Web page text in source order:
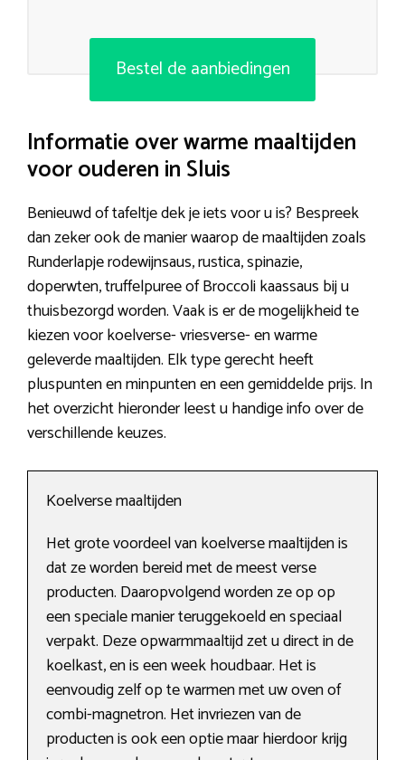
Bestel de aanbiedingen
Informatie over warme maaltijden
voor ouderen in Sluis
Benieuwd of tafeltje dek je iets voor u is? Bespreek
dan zeker ook de manier waarop de maaltijden zoals
Runderlapje rodewijnsaus, rustica, spinazie,
doperwten, truffelpuree of Broccoli kaassaus bij u
thuisbezorgd worden. Vaak is er de mogelijkheid te
kiezen voor koelverse- vriesverse- en warme
geleverde maaltijden. Elk type gerecht heeft
pluspunten en minpunten en een gemiddelde prijs. In
het overzicht hieronder leest u handige info over de
verschillende keuzes.
Koelverse maaltijden
Het grote voordeel van koelverse maaltijden is
dat ze worden bereid met de meest verse
producten. Daaropvolgend worden ze op op
een speciale manier teruggekoeld en speciaal
verpakt. Deze opwarmmaaltijd zet u direct in de
koelkast, en is een week houdbaar. Het is
eenvoudig zelf op te warmen met uw oven of
combi-magnetron. Het invriezen van de
producten is ook een optie maar hierdoor krijg